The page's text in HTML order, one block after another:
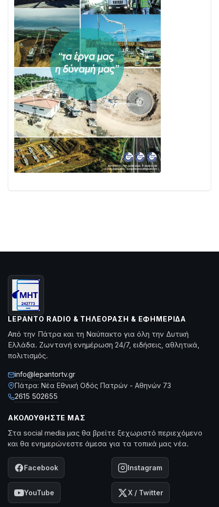
LEPANTO RADIO & ΤΗΛΕΌΡΑΣΗ & ΕΦΗΜΕΡΊΔΑ
Από την Πάτρα και τη Ναύπακτο για όλη την Δυτική
Ελλάδα. Ζωντανή ενημέρωση 24/7, ειδήσεις, αθλητικά,
πολιτισμός.
info@lepantortv.gr
Πάτρα: Νέα Εθνική Οδός Πατρών - Αθηνών 73
2615 502655
ΑΚΟΛΟΥΘΉΣΤΕ ΜΑΣ
Στα social media μας θα βρείτε ξεχωριστό περιεχόμενο
και θα ενημερώνεστε άμεσα για τα τοπικά μας νέα.
Facebook Instagram
YouTube X / Twitter